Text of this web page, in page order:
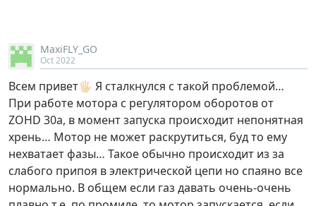
MaxiFLY_GO
Oct 2022
Всем привет🖐🏻 Я сталкнулся с такой проблемой…
При работе мотора с регулятором оборотов от
ZOHD 30a, в момент запуска происходит непонятная
хрень… Мотор не может раскрутиться, буд то ему
нехватает фазы… Такое обычно происходит из за
слабого припоя в электрической цепи но спаяно все
нормально. В общем если газ давать очень-очень